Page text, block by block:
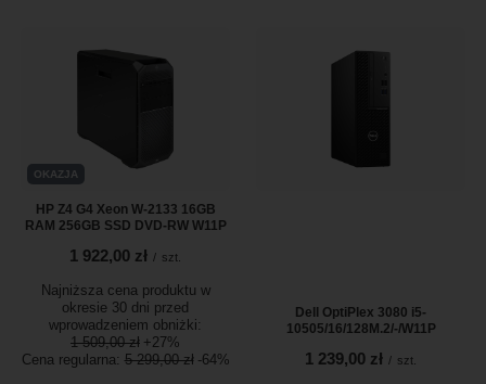
OKAZJA
HP Z4 G4 Xeon W-2133 16GB
RAM 256GB SSD DVD-RW W11P
1 922,00 zł / szt.
Najniższa cena produktu w
okresie 30 dni przed
wprowadzeniem obniżki:
1 509,00 zł +27%
Cena regularna: 5 299,00 zł -64%
Dell OptiPlex 3080 i5-
10505/16/128M.2/-/W11P
1 239,00 zł / szt.